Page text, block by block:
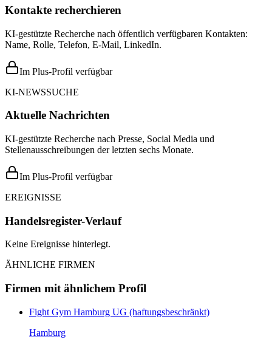
Kontakte recherchieren
KI-gestützte Recherche nach öffentlich verfügbaren Kontakten:
Name, Rolle, Telefon, E-Mail, LinkedIn.
Im Plus-Profil verfügbar
KI-NEWSSUCHE
Aktuelle Nachrichten
KI-gestützte Recherche nach Presse, Social Media und
Stellenausschreibungen der letzten sechs Monate.
Im Plus-Profil verfügbar
EREIGNISSE
Handelsregister-Verlauf
Keine Ereignisse hinterlegt.
ÄHNLICHE FIRMEN
Firmen mit ähnlichem Profil
Fight Gym Hamburg UG (haftungsbeschränkt)
Hamburg